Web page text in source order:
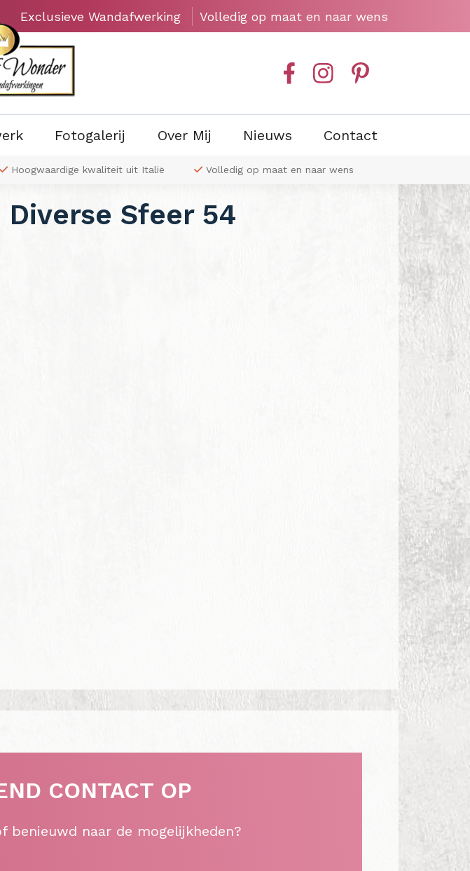
Exclusieve Wandafwerking Volledig op maat en naar wens
Fotogalerij Over Mij Nieuws Contact
Hoogwaardige kwaliteit uit Italië Volledig op maat en naar wens
Diverse Sfeer 54
CONTACT OP
benieuwd naar de mogelijkheden?